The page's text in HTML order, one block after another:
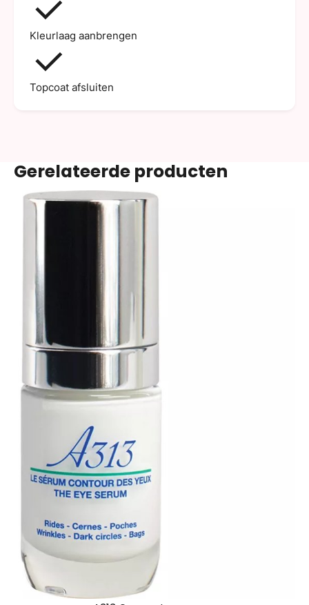
Kleurlaag aanbrengen
Topcoat afsluiten
Gerelateerde producten